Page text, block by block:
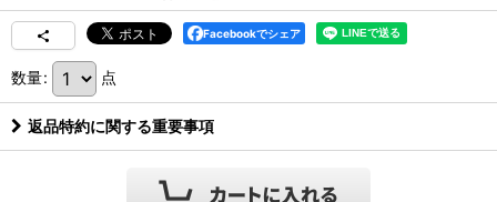
Facebookでシェア
数量: 点
返品特約に関する重要事項